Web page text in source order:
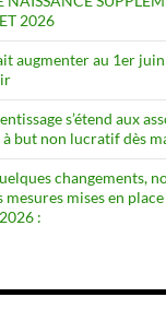
2026
augmenter au 1er
s’étend aux
à but non lucratif dès
changements,
mises en
: